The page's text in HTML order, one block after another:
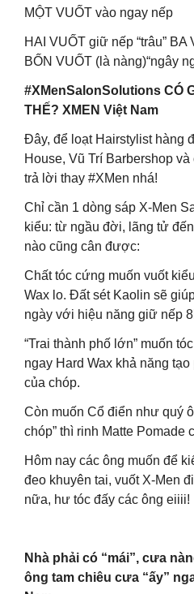
MỘT VUỐT vào ngay nếp
HAI VUỐT giữ nếp “trâu” BA
BỐN VUỐT (là nàng)“ngây
#XMenSalonSolutions CÓ
THẾ? XMEN Việt Nam
Đây, để loạt Hairstylist hàng
House, Vũ Trí Barbershop
trả lời thay #XMen nhá!
Chỉ cần 1 dòng sáp X-Men
kiểu: từ ngầu đời, lãng tử
nào cũng cân được:
Chất tóc cứng muốn vuốt
Wax lo. Đất sét Kaolin sẽ
ngày với hiệu năng giữ nếp
“Trai thành phố lớn” muốn
ngay Hard Wax khả năng
của chóp.
Còn muốn Cổ điển như quý
chóp” thì rinh Matte Pomade
Hôm nay các ông muốn để
đeo khuyên tai, vuốt X-Men
nữa, hư tóc đấy các ông eiiii!
Nhà phải có “mái”, cưa
ông tam chiêu cưa “ấy”